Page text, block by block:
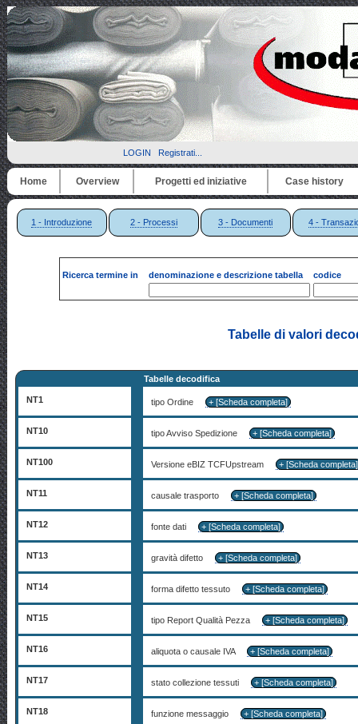
LOGIN Registrati...
Home Overview Progetti ed iniziative Case history
1 - Introduzione 2 - Processi 3 - Documenti 4 -
Ricerca termine in denominazione e descrizione tabella codice
Tabelle di valori
Tabelle decodifica
NT1 tipo Ordine + [Scheda completa]
NT10 tipo Avviso Spedizione + [Scheda completa]
NT100 Versione eBIZ TCFUpstream + [Scheda
NT11 causale trasporto + [Scheda completa]
NT12 fonte dati + [Scheda completa]
NT13 gravità difetto + [Scheda completa]
NT14 forma difetto tessuto + [Scheda completa]
NT15 tipo Report Qualità Pezza + [Scheda completa]
NT16 aliquota o causale IVA + [Scheda completa]
NT17 stato collezione tessuti + [Scheda completa]
NT18 funzione messaggio + [Scheda completa]